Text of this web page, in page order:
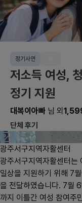
정기사연
저소득 여성,
정기 지원
대복이아빠 님 외
단체 후기
광주서구지역자활센터
광주서구지역자활센터는
일상을 지원하기 위해 7
을 전달하였습니다. 7월
까지 이틀간 여성 참여주
확인